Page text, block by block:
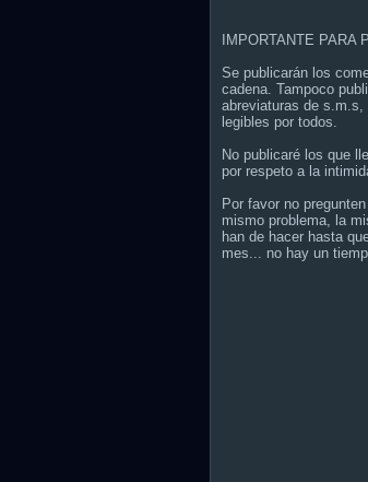
IMPORTANTE PARA
Se publicarán los
cadena. Tampoco
abreviaturas de
legibles por todos.
No publicaré los que
por respeto a la
Por favor no
mismo problema, la
han de hacer hasta
mes... no hay un